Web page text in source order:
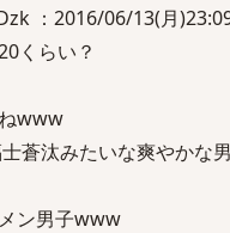
：2016/06/13(月
くらい？
www
蒼汰みたいな爽やかな男
ン男子www